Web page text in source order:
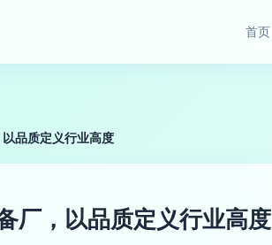
首页
品质定义行业高度
厂，以品质定义行业高度